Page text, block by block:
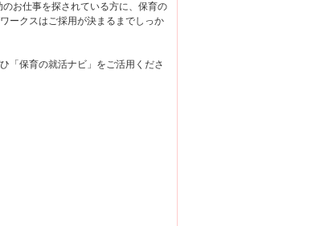
お仕事を探されている方に、保育の
ークスはご採用が決まるまでしっか
「保育の就活ナビ」をご活用くださ